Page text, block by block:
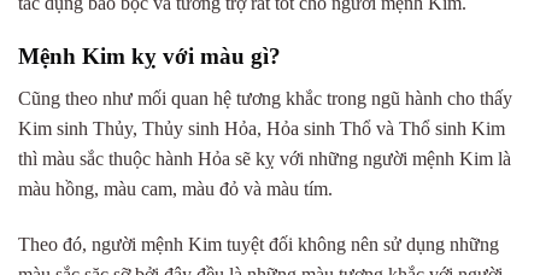
Mệnh Kim kỵ với màu gì?
Cũng theo như mối quan hệ tương khắc trong ngũ hành cho thấy
Kim sinh Thủy, Thủy sinh Hỏa, Hỏa sinh Thổ và Thổ sinh Kim
thì màu sắc thuộc hành Hỏa sẽ kỵ với những người mệnh Kim là
màu hồng, màu cam, màu đỏ và màu tím.
Theo đó, người mệnh Kim tuyệt đối không nên sử dụng những